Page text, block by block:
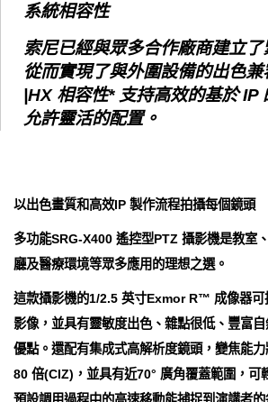
系統相容性
索尼已經與眾多合作廠商建立了
從而實現了與外圍設備的出色
|HX 相容性* 支持高效的基於 IP
允許靈活的配置。
以出色畫質和高效IP 製作流程拍攝每個鏡頭
多功能SRG-X400 遙控型PTZ 攝影機是教室
廳及醫療環境等眾多應用的理想之選。
這款攝影機的1/2.5 英寸Exmor R™ 成像器可
影像，並具有靈敏度出色、雜點很低、豐富
優點。還配有集成式高解析度鏡頭，變焦能
80 倍(CIZ)，並具有近70° 廣角覆蓋範圍，可
預設調用過程中的高速移動能捕捉到演講者